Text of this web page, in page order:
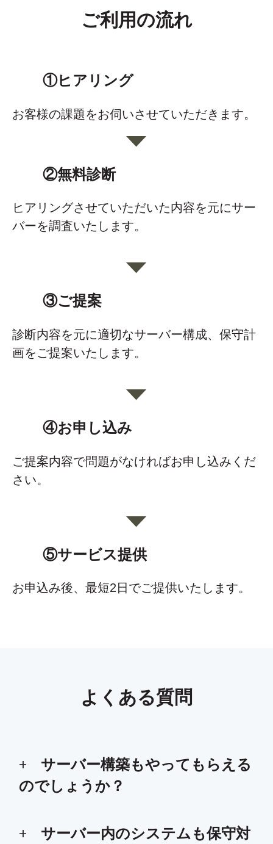
ご利用の流れ
①ヒアリング
お客様の課題をお伺いさせていただきます。
②無料診断
ヒアリングさせていただいた内容を元にサー
バーを調査いたします。
③ご提案
診断内容を元に適切なサーバー構成、保守計
画をご提案いたします。
④お申し込み
ご提案内容で問題がなければお申し込みくだ
さい。
⑤サービス提供
お申込み後、最短2日でご提供いたします。
よくある質問
サーバー構築もやってもらえる
のでしょうか？
サーバー内のシステムも保守対